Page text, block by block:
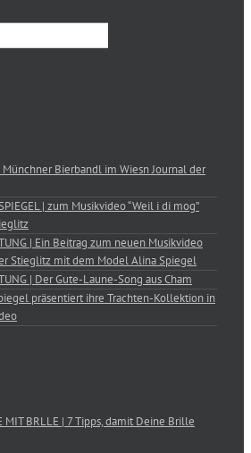
Bierbandl im Wiesn Journal der
| zum Musikvideo “Weil i di mog”
| Ein Beitrag zum neuen Musikvideo
Stieglitz mit dem Model Alina Spiegel
| Der Gute-Laune-Song aus Cham
präsentiert ihre Trachten-Kollektion in
MIT BRLLE | 7 Tipps, damit Deine Brille